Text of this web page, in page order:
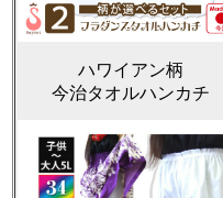
ハワイアン柄
今治タオルハンカチ